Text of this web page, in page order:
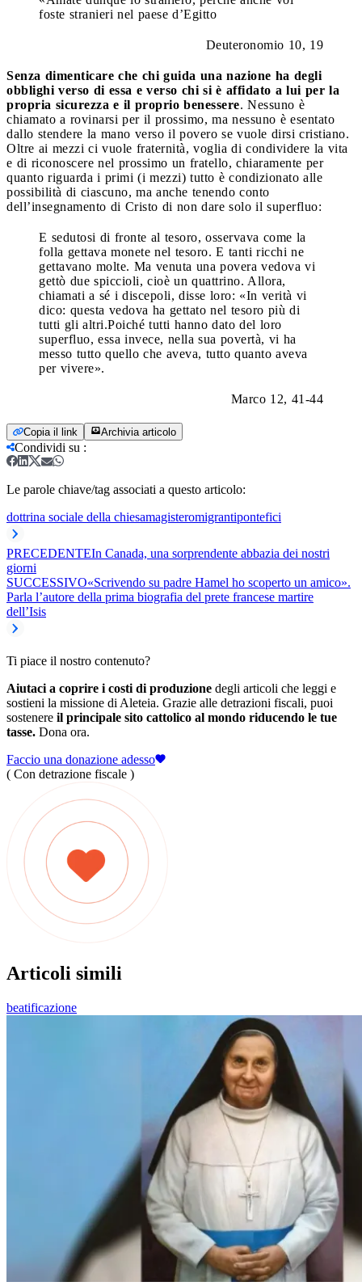
foste stranieri nel paese d’Egitto
Deuteronomio 10, 19
Senza dimenticare che chi guida una nazione ha degli
obblighi verso di essa e verso chi si è affidato a lui per la
propria sicurezza e il proprio benessere. Nessuno è
chiamato a rovinarsi per il prossimo, ma nessuno è esentato
dallo stendere la mano verso il povero se vuole dirsi cristiano.
Oltre ai mezzi ci vuole fraternità, voglia di condividere la vita
e di riconoscere nel prossimo un fratello, chiaramente per
quanto riguarda i primi (i mezzi) tutto è condizionato alle
possibilità di ciascuno, ma anche tenendo conto
dell’insegnamento di Cristo di non dare solo il superfluo:
E sedutosi di fronte al tesoro, osservava come la
folla gettava monete nel tesoro. E tanti ricchi ne
gettavano molte. Ma venuta una povera vedova vi
gettò due spiccioli, cioè un quattrino. Allora,
chiamati a sé i discepoli, disse loro: «In verità vi
dico: questa vedova ha gettato nel tesoro più di
tutti gli altri.Poiché tutti hanno dato del loro
superfluo, essa invece, nella sua povertà, vi ha
messo tutto quello che aveva, tutto quanto aveva
per vivere».
Marco 12, 41-44
Copia il link Archivia articolo
Condividi su :
Le parole chiave/tag associati a questo articolo:
dottrina sociale della chiesamagisteromigrantipontefici
PRECEDENTEIn Canada, una sorprendente abbazia dei nostri
giorni
SUCCESSIVO«Scrivendo su padre Hamel ho scoperto un amico».
Parla l’autore della prima biografia del prete francese martire
dell’Isis
Ti piace il nostro contenuto?
Aiutaci a coprire i costi di produzione degli articoli che leggi e
sostieni la missione di Aleteia. Grazie alle detrazioni fiscali, puoi
sostenere il principale sito cattolico al mondo riducendo le tue
tasse. Dona ora.
Faccio una donazione adesso
( Con detrazione fiscale )
Articoli simili
beatificazione